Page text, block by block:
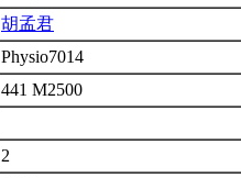
胡孟君
Physio7014
441 M2500
2